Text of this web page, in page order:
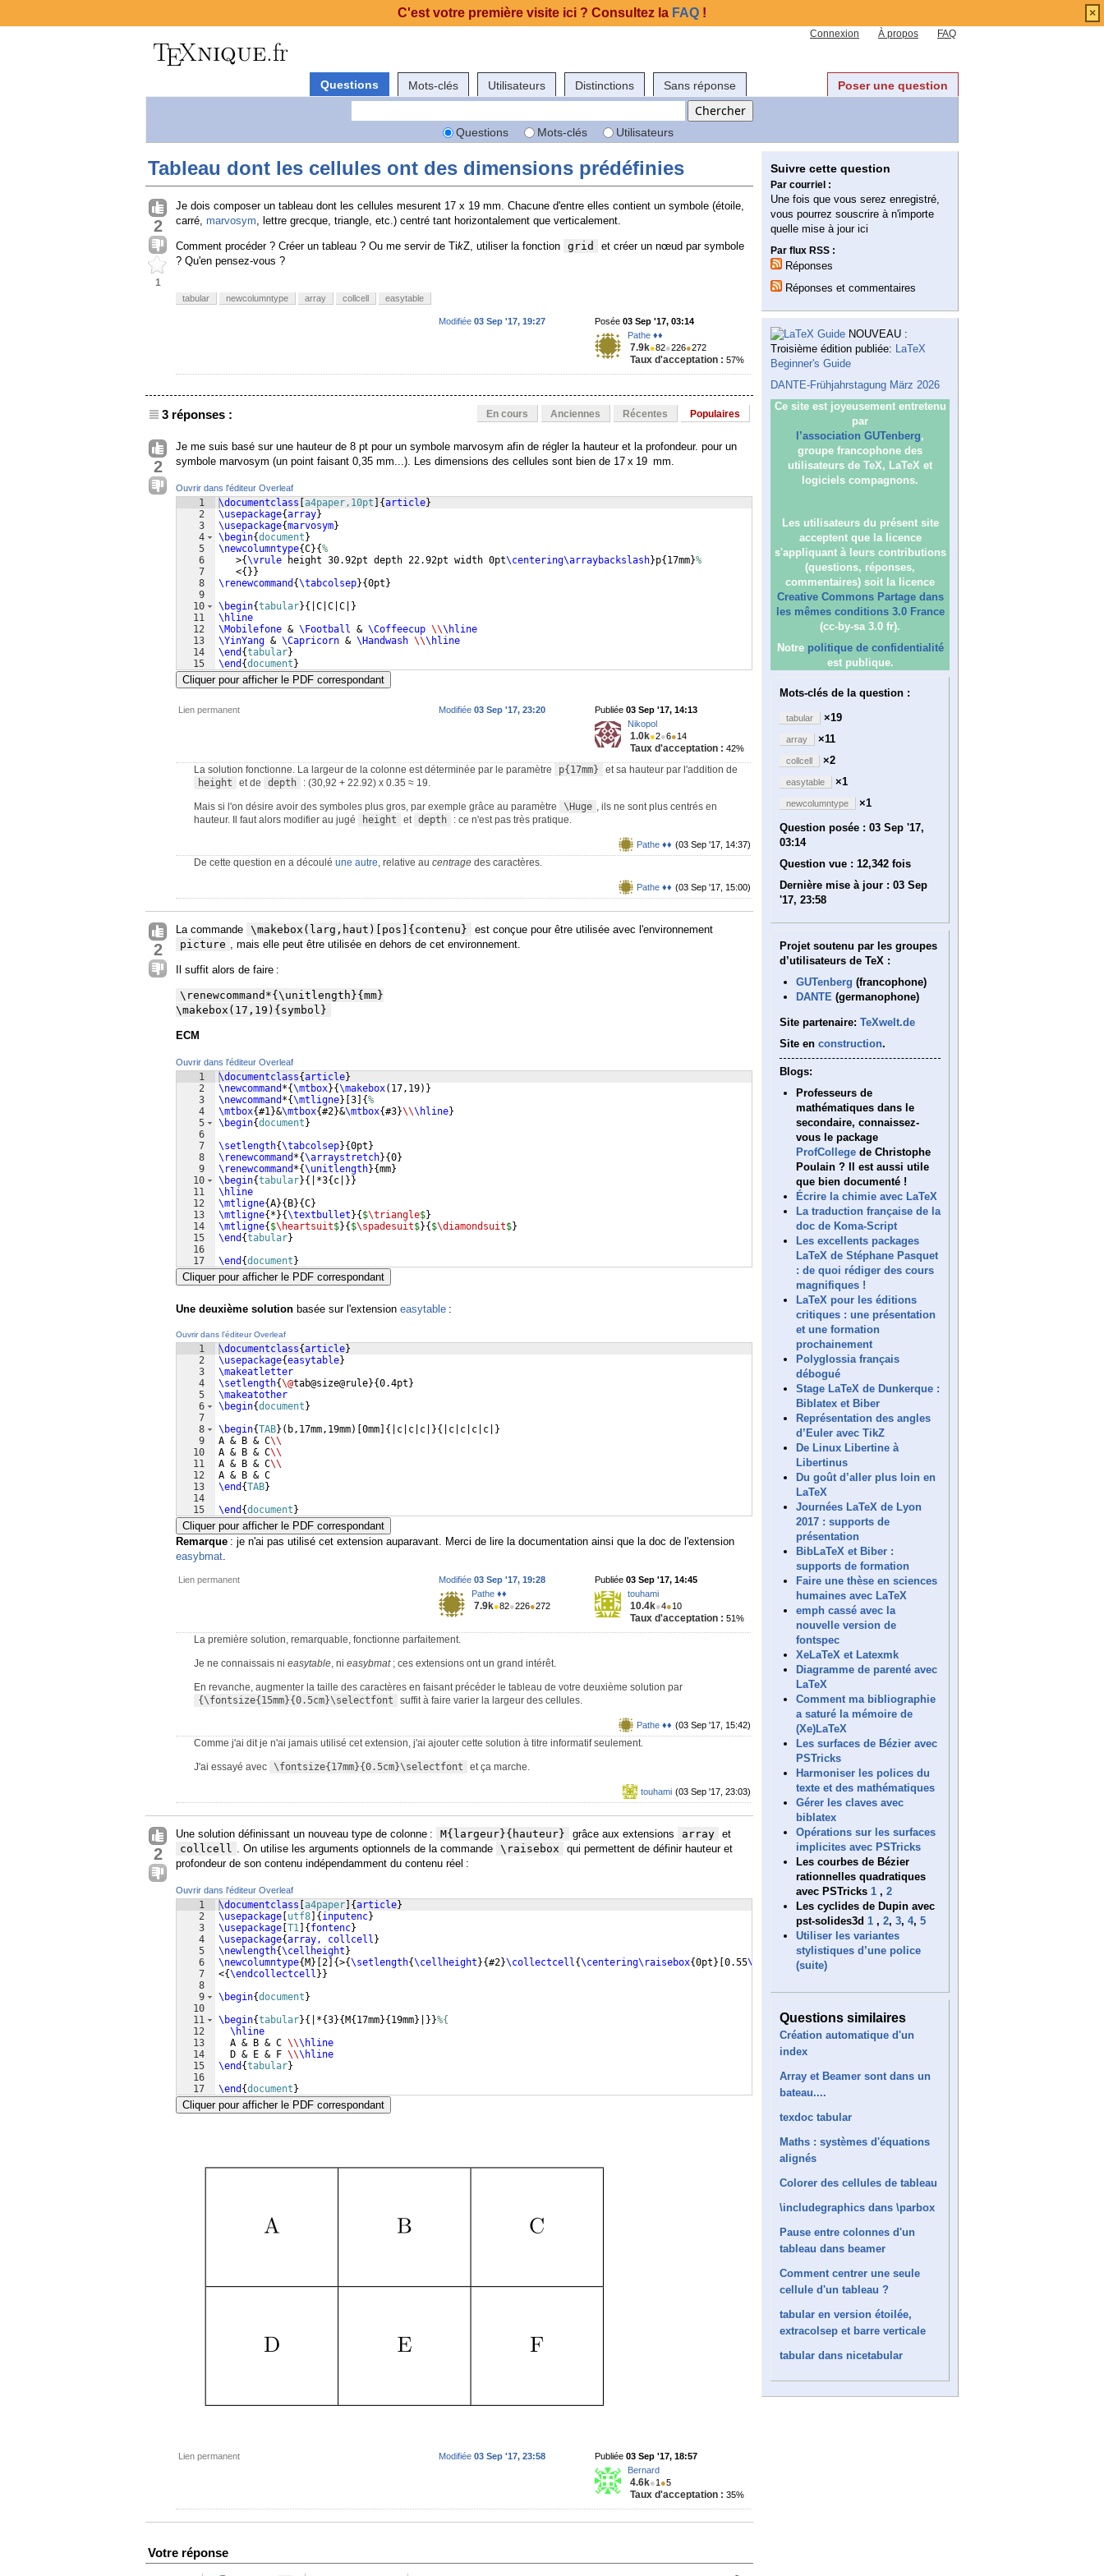
Connexion À propos FAQ
Questions Mots-clés Utilisateurs Distinctions Sans réponse Poser une question
Questions Mots-clés Utilisateurs
Tableau dont les cellules ont des dimensions prédéfinies
2
1
Je dois composer un tableau dont les cellules mesurent 17 x 19 mm. Chacune d'entre elles contient un symbole (étoile,
carré, marvosym, lettre grecque, triangle, etc.) centré tant horizontalement que verticalement.
Comment procéder ? Créer un tableau ? Ou me servir de TikZ, utiliser la fonction grid
et créer un nœud par symbole
? Qu'en pensez-vous ?
tabular newcolumntype array collcell easytable
Posée 03 Sep '17, 03:14
Pathe ♦♦
7.9k●82●226●272
Taux d'acceptation : 57%
Modifiée 03 Sep '17, 19:27
3 réponses : En cours Anciennes Récentes Populaires
2
Je me suis basé sur une hauteur de 8 pt pour un symbole marvosym afin de régler la hauteur et la profondeur. pour un
symbole marvosym (un point faisant 0,35 mm...). Les dimensions des cellules sont bien de 17 x 19 mm.
Ouvrir dans l'éditeur Overleaf
1
2
3
4
5
6
7
8
9
10
11
12
13
14
15
\documentclass a4paper,10pt {article}
\usepackage{array}
\usepackage{marvosym}
\begin{document }
\newcolumntype{C}{%
   >
{\vrule height 30.92pt depth 22.92pt width 0pt\centering\arraybackslash}p{ 17mm}%
   <
{ }}
\renewcommand {\tabcolsep}{0pt }
\begin{tabular}{ |C|C|C|
}
\hline
\Mobilefone & \Football & \Coffeecup \\\hline
\YinYang & \Capricorn & \Handwash \\\hline
\end {tabular}
\end {document }
Cliquer pour afficher le PDF correspondant
Lien permanent Publiée 03 Sep '17, 14:13
Nikopol
1.0k●2●6●14
Taux d'acceptation : 42%
Modifiée 03 Sep '17, 23:20
La solution fonctionne. La largeur de la colonne est déterminée par le paramètre p{17mm}
et sa hauteur par l'addition de
height
et de depth : (30,92 + 22.92) x 0.35 ≈ 19.
Mais si l'on désire avoir des symboles plus gros, par exemple grâce au paramètre \Huge , ils ne sont plus centrés en
hauteur. Il faut alors modifier au jugé
height et depth : ce n'est pas très pratique.
(03 Sep '17, 14:37)
Pathe ♦♦
De cette question en a découlé une autre, relative au centrage des caractères.
(03 Sep '17, 15:00)
Pathe ♦♦
2
La commande \makebox(larg,haut)[pos]{contenu}
est conçue pour être utilisée avec l'environnement
picture , mais elle peut être utilisée en dehors de cet environnement.
Il suffit alors de faire :
\renewcommand*{\unitlength}{mm}
\makebox(17,19){symbol}
ECM
Ouvrir dans l'éditeur Overleaf
1
2
3
4
5
6
7
8
9
10
11
12
13
14
15
16
17
\documentclass{article}
\newcommand *{\mtbox}{\makebox( 17,19)}
\newcommand *{\mtligne} 3 {%
\mtbox{#1}&\mtbox{#2}&\mtbox{#3}\\\hline}
\begin{document }
\setlength{\tabcolsep}{0pt }
\renewcommand *{\arraystretch}{0}
\renewcommand *{\unitlength}{mm}
\begin{tabular}{ |*3{ c|
}}
\hline
\mtligne{A}{ B}{C}
\mtligne{ * }{\textbullet }{ $\triangle$}
\mtligne{ $\heartsuit$}{ $\spadesuit$}{ $\diamondsuit$}
\end {tabular}
\end {document }
Cliquer pour afficher le PDF correspondant
Une deuxième solution basée sur l'extension easytable :
Ouvrir dans l'éditeur Overleaf
1
2
3
4
5
6
7
8
9
10
11
12
13
14
15
\documentclass{article}
\usepackage{easytable}
\makeatletter
\setlength{\@tab@size@rule}{0.4pt }
\makeatother
\begin{document }
\begin{TAB} ( b,17mm,19mm) 0mm { |c|c|c| }{ |c|c|c|c|
}
A & B & C\\
A & B & C\\
A & B & C\\
A & B & C
\end {TAB}
\end {document }
Cliquer pour afficher le PDF correspondant
Remarque : je n'ai pas utilisé cet extension auparavant. Merci de lire la documentation ainsi que la doc de l'extension
easybmat.
Lien permanent Publiée 03 Sep '17, 14:45
touhami
10.4k●4●10
Taux d'acceptation : 51%
Modifiée 03 Sep '17, 19:28
Pathe ♦♦
7.9k●82●226●272
La première solution, remarquable, fonctionne parfaitement.
Je ne connaissais ni easytable, ni easybmat; ces extensions ont un grand intérêt.
En revanche, augmenter la taille des caractères en faisant précéder le tableau de votre deuxième solution par
{\fontsize{15mm}{0.5cm}\selectfont
suffit à faire varier la largeur des cellules.
(03 Sep '17, 15:42)
Pathe ♦♦
Comme j'ai dit je n'ai jamais utilisé cet extension, j'ai ajouter cette solution à titre informatif seulement.
J'ai essayé avec \fontsize{17mm}{0.5cm}\selectfont et ça marche.
(03 Sep '17, 23:03)
touhami
2
Une solution définissant un nouveau type de colonne : M{largeur}{hauteur} grâce aux extensions array et
collcell . On utilise les arguments optionnels de la commande \raisebox
qui permettent de définir hauteur et
profondeur de son contenu indépendamment du contenu réel :
Ouvrir dans l'éditeur Overleaf
1
2
3
4
5
6
7
8
9
10
11
12
13
14
15
16
17
\documentclass a4paper {article}
\usepackage utf8 { inputenc}
\usepackage T1 { fontenc}
\usepackage{array, collcell }
\newlength{\cellheight }
\newcolumntype{ M } 2 {>{\setlength{\cellheight }{#2}\collectcell{\centering\raisebox{0pt } 0.55\cellheight][0.45
<{\endcollectcell }}
\begin{document }
\begin{tabular}{ |*{3}{ M{ 17mm}{ 19mm} }}%{
\hline
  A & B & C
\\\hline
  D & E & F
\\\hline
\end {tabular}
\end {document }
Cliquer pour afficher le PDF correspondant
Lien permanent Publiée 03 Sep '17, 18:57
Bernard
4.6k●1 ●5
Taux d'acceptation : 35%
Modifiée 03 Sep '17, 23:58
Votre réponse
Suivre cette question
Par courriel :
Une fois que vous serez enregistré,
vous pourrez souscrire à n'importe
quelle mise à jour ici
Par flux RSS :
Réponses
Réponses et commentaires
NOUVEAU :
Troisième édition publiée: LaTeX
Beginner's Guide
DANTE-Frühjahrstagung März 2026
Ce site est joyeusement entretenu
par
l’association GUTenberg,
groupe francophone des
utilisateurs de TeX, LaTeX et
logiciels compagnons.
Les utilisateurs du présent site
acceptent que la licence
s'appliquant à leurs contributions
(questions, réponses,
commentaires) soit la licence
Creative Commons Partage dans
les mêmes conditions 3.0 France
(cc-by-sa 3.0 fr).
Notre politique de confidentialité
est publique.
Mots-clés de la question :
tabular ×19
array ×11
collcell ×2
easytable ×1
newcolumntype
×1
Question posée : 03 Sep '17,
03:14
Question vue : 12,342 fois
Dernière mise à jour : 03 Sep
'17, 23:58
Projet soutenu par les groupes
d’utilisateurs de TeX :
GUTenberg (francophone)
DANTE (germanophone)
Site partenaire: TeXwelt.de
Site en construction.
Blogs:
Professeurs de
mathématiques dans le
secondaire, connaissez-
vous le package
ProfCollege de Christophe
Poulain ? Il est aussi utile
que bien documenté !
Écrire la chimie avec LaTeX
La traduction française de la
doc de Koma-Script
Les excellents packages
LaTeX de Stéphane Pasquet
: de quoi rédiger des cours
magnifiques !
LaTeX pour les éditions
critiques : une présentation
et une formation
prochainement
Polyglossia français
débogué
Stage LaTeX de Dunkerque :
Biblatex et Biber
Représentation des angles
d’Euler avec TikZ
De Linux Libertine à
Libertinus
Du goût d’aller plus loin en
LaTeX
Journées LaTeX de Lyon
2017 : supports de
présentation
BibLaTeX et Biber :
supports de formation
Faire une thèse en sciences
humaines avec LaTeX
emph cassé avec la
nouvelle version de
fontspec
XeLaTeX et Latexmk
Diagramme de parenté avec
LaTeX
Comment ma bibliographie
a saturé la mémoire de
(Xe)LaTeX
Les surfaces de Bézier avec
PSTricks
Harmoniser les polices du
texte et des mathématiques
Gérer les claves avec
biblatex
Opérations sur les surfaces
implicites avec PSTricks
Les courbes de Bézier
rationnelles quadratiques
avec PSTricks 1 , 2
Les cyclides de Dupin avec
pst-solides3d 1 , 2, 3, 4, 5
Utiliser les variantes
stylistiques d’une police
(suite)
Questions similaires
Création automatique d'un
index
Array et Beamer sont dans un
bateau....
texdoc tabular
Maths : systèmes d'équations
alignés
Colorer des cellules de tableau
\includegraphics dans \parbox
Pause entre colonnes d'un
tableau dans beamer
Comment centrer une seule
cellule d'un tableau ?
tabular en version étoilée,
extracolsep et barre verticale
tabular dans nicetabular
C'est votre première visite ici ? Consultez la FAQ ! ×